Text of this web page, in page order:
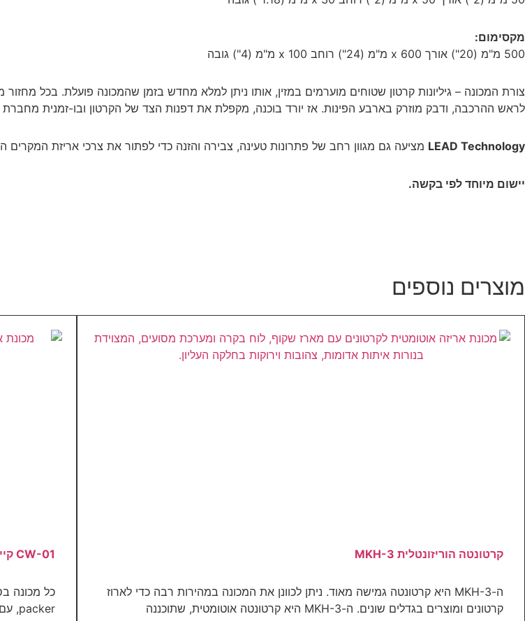
מקסימום:
500 מ"מ (20") אורך x 600 מ"מ (24") רוחב x 100 מ"מ (4") גובה
צורת המכונה – גיליונות קרטון שטוחים מוערמים במזין, אותו ניתן למלא מחדש בזמן שהמכונה פועלת. בכל מחזור
לראש ההרכבה, ודבק מוזרק בארבע הפינות. אז יורד בוכנה, מקפלת את דפנות הצד של הקרטון ובו-זמנית מחברת
LEAD Technology מציעה גם מגוון רחב של פתרונות טעינה, צבירה והזנה כדי לפתור את צרכי אריזת
יישום מיוחד לפי בקשה.
מוצרים נוספים
קרטונטה הוריזונטלית MKH-3
ה-MKH-3 היא קרטונטה גמישה מאוד. ניתן לכוונן את המכונה במהירות רבה כדי לארוז
קרטונים ומוצרים בגדלים שונים. ה-MKH-3 היא קרטונטה אוטומטית, שתוכננה
CW-01 קייס פאקר לאריזה בקרטון WRAP AROUND
packer, עם אופציה נוספת להקמת מגשים. מכונת ה-CW-01 מספקת